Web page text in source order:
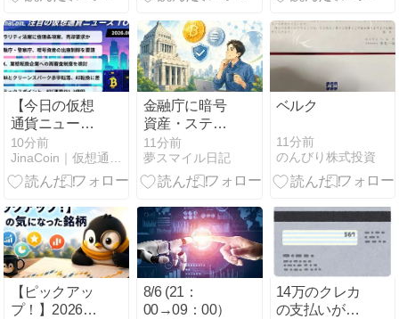
ャラリー用デ
ータ】
品導線へ変え
る
の倫理構造を
比較する
【今日の仮想
通貨ニュー
ス】クラリテ
ィ法案に倫理
条項案──日本
き相次ぐ
10分前
金融庁に暗号
資産・ステー
ブルコイン課
が誕生
11分前
夢スマイル日記
ベルク
11分前
のんびり株式投資
【ピックアッ
プ！】2026年
8/6 (21：
00→09：00）
14万のクレカ
の支払いがあ